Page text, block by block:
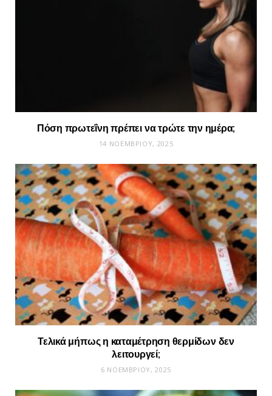
Πόση πρωτεΐνη πρέπει να τρώτε την ημέρα;
14 ΝΟΕΜΒΡΊΟΥ, 2025
Τελικά μήπως η καταμέτρηση θερμίδων δεν
λειτουργεί;
6 ΝΟΕΜΒΡΊΟΥ, 2025